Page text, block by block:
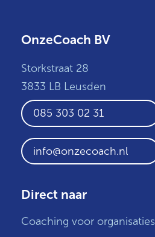
OnzeCoach BV
Storkstraat 28
3833 LB Leusden
085 303 02 31
info@onzecoach.nl
Direct naar
Coaching voor organisaties